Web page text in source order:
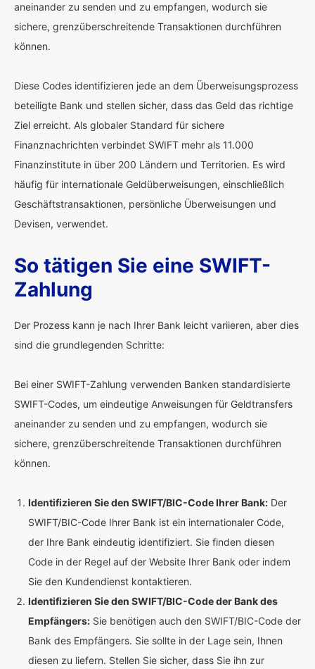
aneinander zu senden und zu empfangen, wodurch sie
sichere, grenzüberschreitende Transaktionen durchführen
können.
Diese Codes identifizieren jede an dem Überweisungsprozess
beteiligte Bank und stellen sicher, dass das Geld das richtige
Ziel erreicht. Als globaler Standard für sichere
Finanznachrichten verbindet SWIFT mehr als 11.000
Finanzinstitute in über 200 Ländern und Territorien. Es wird
häufig für internationale Geldüberweisungen, einschließlich
Geschäftstransaktionen, persönliche Überweisungen und
Devisen, verwendet.
So tätigen Sie eine SWIFT-
Zahlung
Der Prozess kann je nach Ihrer Bank leicht variieren, aber dies
sind die grundlegenden Schritte:
Bei einer SWIFT-Zahlung verwenden Banken standardisierte
SWIFT-Codes, um eindeutige Anweisungen für Geldtransfers
aneinander zu senden und zu empfangen, wodurch sie
sichere, grenzüberschreitende Transaktionen durchführen
können.
Identifizieren Sie den SWIFT/BIC-Code Ihrer Bank: Der
SWIFT/BIC-Code Ihrer Bank ist ein internationaler Code,
der Ihre Bank eindeutig identifiziert. Sie finden diesen
Code in der Regel auf der Website Ihrer Bank oder indem
Sie den Kundendienst kontaktieren.
Identifizieren Sie den SWIFT/BIC-Code der Bank des
Empfängers: Sie benötigen auch den SWIFT/BIC-Code der
Bank des Empfängers. Sie sollte in der Lage sein, Ihnen
diesen zu liefern. Stellen Sie sicher, dass Sie ihn zur